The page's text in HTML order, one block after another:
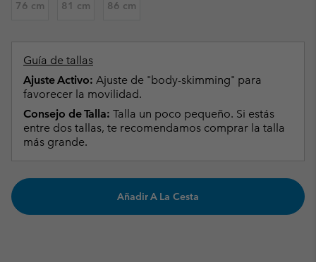
76 cm 81 cm 86 cm
Guía de tallas
Ajuste Activo: Ajuste de "body-skimming" para
favorecer la movilidad.
Consejo de Talla: Talla un poco pequeño. Si estás
entre dos tallas, te recomendamos comprar la talla
más grande.
Añadir A La Cesta